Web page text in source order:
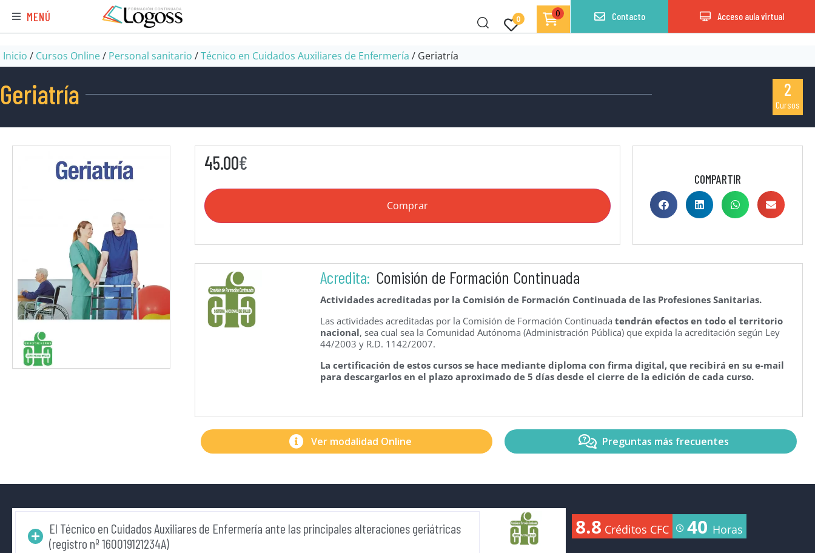
MENÚ 0
0 Contacto Acceso aula virtual
Inicio / Cursos Online/ Personal sanitario /Técnico en Cuidados Auxiliares de Enfermería / Geriatría
Geriatría 2
Cursos
45.00€
Comprar
COMPARTIR
Acredita: Comisión de Formación Continuada
Actividades acreditadas por la Comisión de Formación Continuada de las Profesiones Sanitarias.
Las actividades acreditadas por la Comisión de Formación Continuadatendrán efectos en todo el territorio
nacional, sea cual sea la Comunidad Autónoma (Administración Pública) que expida la acreditación según Ley
44/2003 y R.D. 1142/2007.
La certificación de estos cursos se hace mediante diploma con firma digital, que recibirá en su e-mail
para descargarlos en el plazo aproximado de 5 días desde el cierre de la edición de cada curso.
Ver modalidad Online Preguntas más frecuentes
El Técnico en Cuidados Auxiliares de Enfermería ante las principales alteraciones geriátricas
(registro nº 160019121234A)
8.8 Créditos CFC 40 Horas